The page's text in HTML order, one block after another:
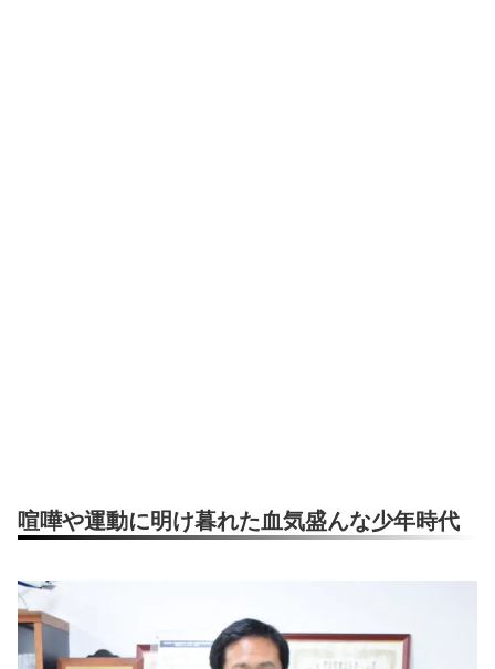
喧嘩や運動に明け暮れた血気盛んな少年時代